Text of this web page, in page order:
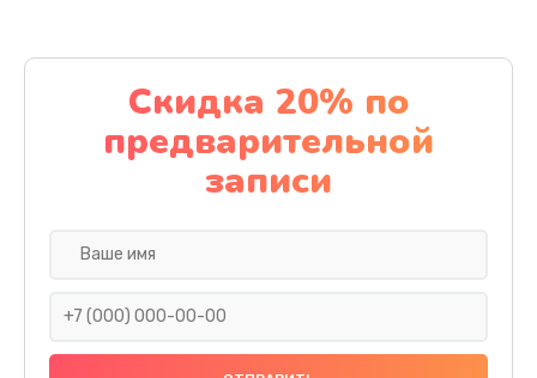
Заказать
Чистка от пыли
1060 руб.
Заказать
Скидка 20% по
предварительной
записи